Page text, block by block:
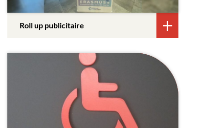
Roll up publicitaire